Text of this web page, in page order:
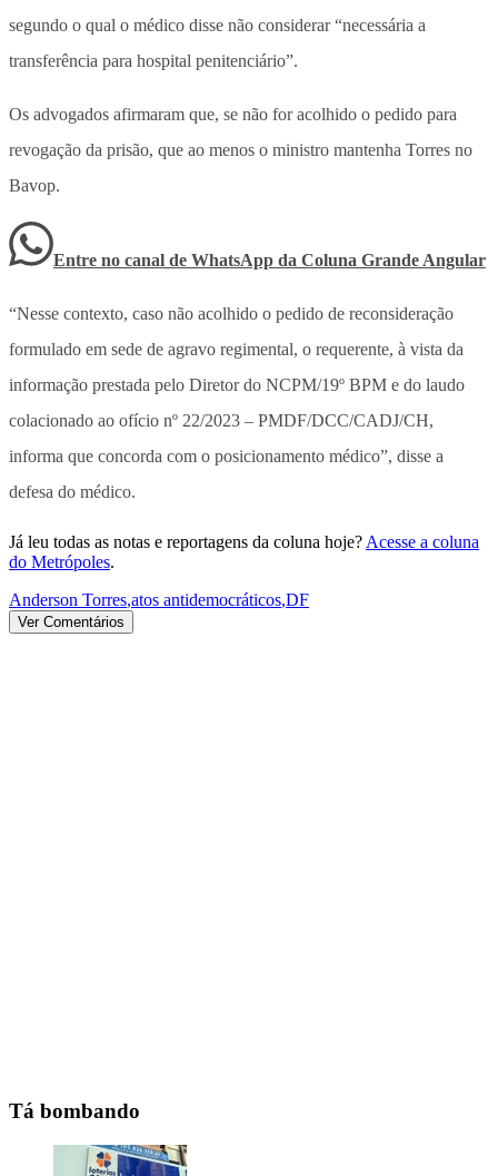
segundo o qual o médico disse não considerar “necessária a
transferência para hospital penitenciário”.
Os advogados afirmaram que, se não for acolhido o pedido para
revogação da prisão, que ao menos o ministro mantenha Torres no
Bavop.
Entre no canal de WhatsApp da Coluna Grande Angular
“Nesse contexto, caso não acolhido o pedido de reconsideração
formulado em sede de agravo regimental, o requerente, à vista da
informação prestada pelo Diretor do NCPM/19º BPM e do laudo
colacionado ao ofício nº 22/2023 – PMDF/DCC/CADJ/CH,
informa que concorda com o posicionamento médico”, disse a
defesa do médico.
Já leu todas as notas e reportagens da coluna hoje? Acesse a coluna
do Metrópoles.
Anderson Torres,atos antidemocráticos,DF
Ver Comentários
Tá bombando